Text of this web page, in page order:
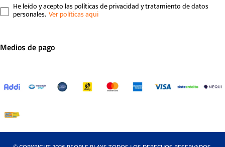
He leído y acepto las políticas de privacidad y tratamiento de datos
personales.
Medios de pago